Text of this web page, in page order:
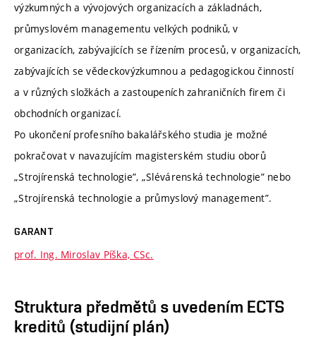
výzkumných a vývojových organizacích a základnách,
průmyslovém managementu velkých podniků, v
organizacích, zabývajících se řízením procesů, v organizacích,
zabývajících se vědeckovýzkumnou a pedagogickou činností
a v různých složkách a zastoupeních zahraničních firem či
obchodních organizací.
Po ukončení profesního bakalářského studia je možné
pokračovat v navazujícím magisterském studiu oborů
„Strojírenská technologie”, „Slévárenská technologie” nebo
„Strojírenská technologie a průmyslový management”.
GARANT
prof. Ing. Miroslav Píška, CSc.
Struktura předmětů s uvedením ECTS
kreditů (studijní plán)